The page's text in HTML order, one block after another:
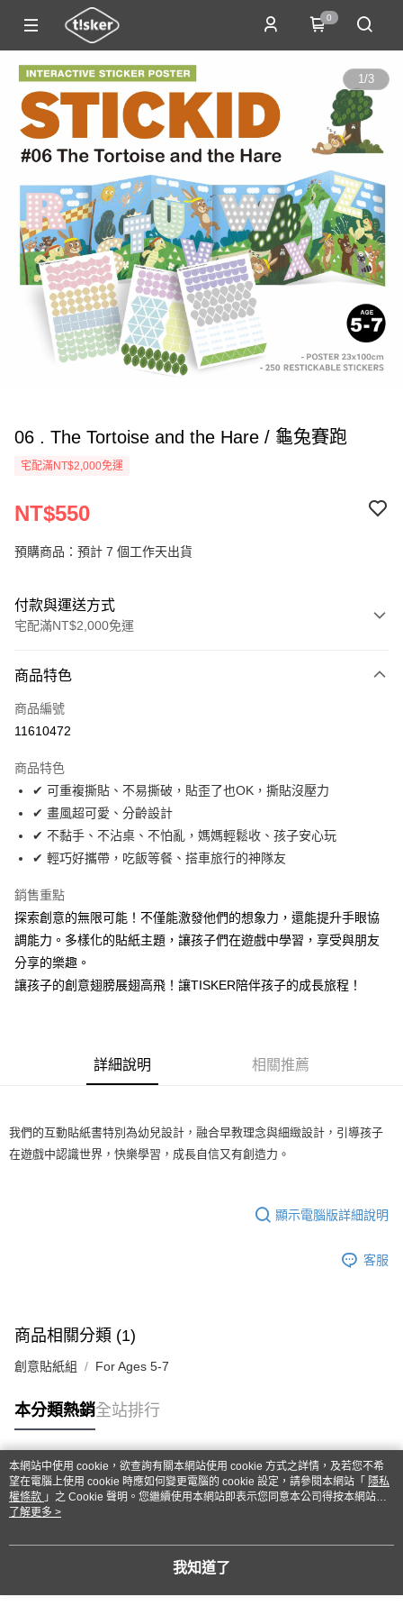
0
1/3
06 . The Tortoise and the Hare / 龜兔賽跑
宅配滿NT$2,000免運
NT$550
預購商品：預計 7 個工作天出貨
付款與運送方式
宅配滿NT$2,000免運
信用卡一次付款
LINE Pay
街口支付
悠遊付
ATM付款
運送方式
宅配
每筆NT$200，滿NT$2,000(含以上)免運費
便利袋
商品特色
商品編號
11610472
商品特色
✔ 可重複撕貼、不易撕破，貼歪了也OK，撕貼沒壓力
✔ 畫風超可愛、分齡設計
✔ 不黏手、不沾桌、不怕亂，媽媽輕鬆收、孩子安心玩
✔ 輕巧好攜帶，吃飯等餐、搭車旅行的神隊友
銷售重點
探索創意的無限可能！不僅能激發他們的想象力，還能提升手眼協
調能力。多樣化的貼紙主題，讓孩子們在遊戲中學習，享受與朋友
分享的樂趣。
讓孩子的創意翅膀展翅高飛！讓TISKER陪伴孩子的成長旅程！
詳細說明 相關推薦
我們的互動貼紙書特別為幼兒設計，融合早教理念與細緻設計，引導孩子
在遊戲中認識世界，快樂學習，成長自信又有創造力。
顯示電腦版詳細說明
客服
商品相關分類 (1)
創意貼紙組 For Ages 5-7
本分類熱銷全站排行
熱門標籤
本網站中使用 cookie，欲查詢有關本網站使用 cookie 方式之詳情，及若您不希
望在電腦上使用 cookie 時應如何變更電腦的 cookie 設定，請參閱本網站「 隱私
權條款 」之 Cookie 聲明。您繼續使用本網站即表示您同意本公司得按本網站使
用條款之 Cookie 聲明使用 cookie。
了解更多 >
我知道了